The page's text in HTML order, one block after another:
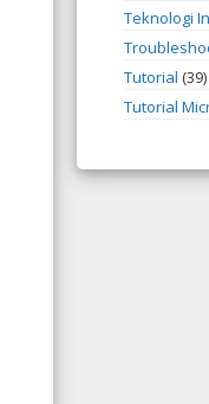
Teknologi
Tutorial (39)
Tutorial